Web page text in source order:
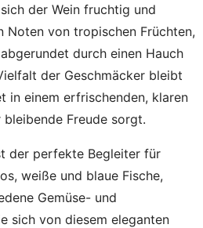
der Wein fruchtig und
Noten von tropischen Früchten,
durch einen Hauch
der Geschmäcker bleibt
in einem erfrischenden, klaren
Freude sorgt.
der perfekte Begleiter für
weiße und blaue Fische,
Gemüse- und
sich von diesem eleganten